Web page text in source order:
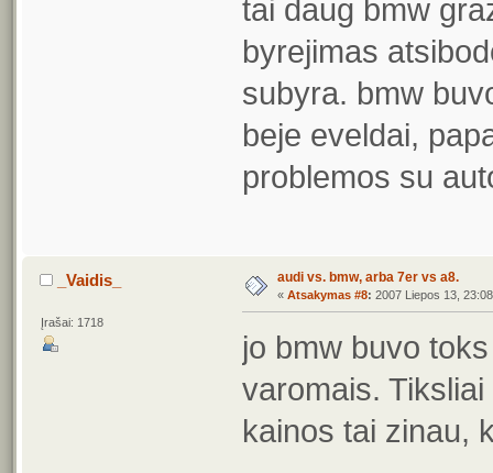
tai daug bmw
byrejimas
subyra. bmw
beje eveldai,
problemos su
_Vaidis_
Įrašai: 1718
audi vs. bmw, arba 7er vs a8.
« Atsakymas #8: 2007 Liepos 13,
jo bmw buvo
varomais.
kainos tai zinau,